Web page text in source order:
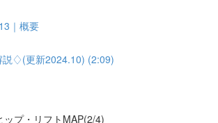
｜概要
説♢(更新2024.10) (2:09)
ップ・リフトMAP(2/4)